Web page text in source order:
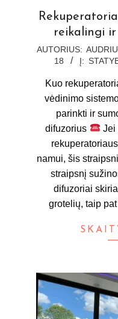
reikalingi
2021-
18
AUTORIUS:
18
Į:
Kuo
vėdinimo
parinkti ir
difuzorius
Jei
namui, šis
straipsnį
difuzoriai
grotelių, taip